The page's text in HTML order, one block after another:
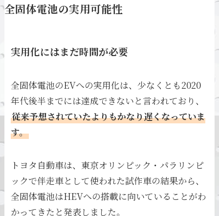
全固体電池の実用可能性
実用化にはまだ時間が必要
全固体電池のEVへの実用化は、少なくとも2020
年代後半までには達成できないと言われており、
従来予想されていたよりもかなり遅くなっていま
す。
トヨタ自動車は、東京オリンピック・パラリンピ
ックで伴走車として使われた試作車の結果から、
全固体電池はHEVへの搭載に向いていることがわ
かってきたと発表しました。